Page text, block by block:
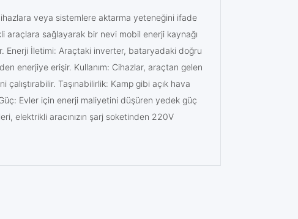
veya sistemlere aktarma yeteneğini ifade
araçlara sağlayarak bir nevi mobil enerji kaynağı
Enerji İletimi: Araçtaki inverter, bataryadaki doğru
enerjiye erişir. Kullanım: Cihazlar, araçtan gelen
Taşınabilirlik: Kamp gibi açık hava
Evler için enerji maliyetini düşüren yedek güç
elektrikli aracınızın şarj soketinden 220V